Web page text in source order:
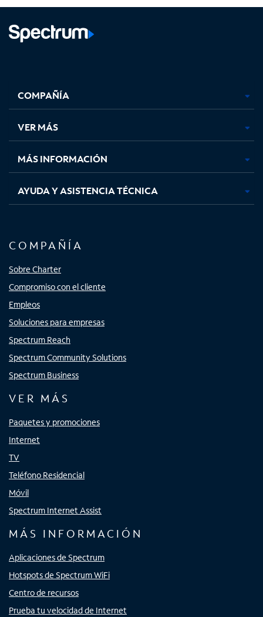
abre
en
pestaña
nueva
abre
en
pestaña
nueva
abre
en
pestaña
nueva
en
nueva
COMPAÑÍA
VER MÁS
MÁS INFORMACIÓN
AYUDA Y ASISTENCIA TÉCNICA
COMPAÑÍA
Sobre Charter
Compromiso con el cliente
Empleos
Soluciones para empresas
Spectrum Reach
Spectrum Community Solutions
Spectrum Business
VER MÁS
Paquetes y promociones
Internet
TV
Teléfono Residencial
Móvil
Spectrum Internet Assist
MÁS INFORMACIÓN
Aplicaciones de Spectrum
Hotspots de Spectrum WiFi
Centro de recursos
Prueba tu velocidad de Internet